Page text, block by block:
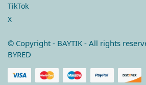
TikTok
X
© Copyright - BAYTIK - All rights
BYRED